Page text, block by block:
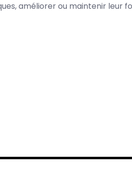
améliorer ou maintenir leur